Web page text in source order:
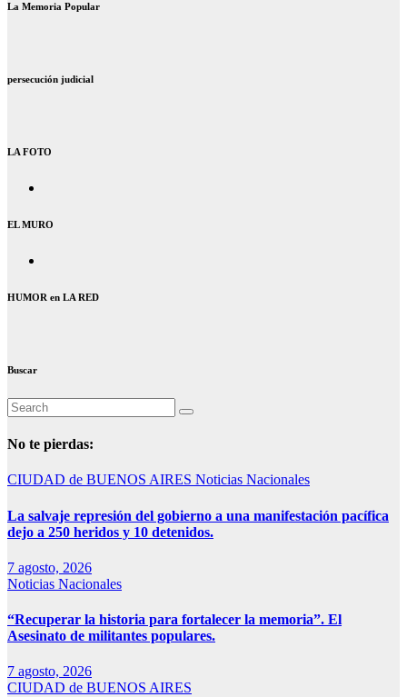
La Memoria Popular
persecución judicial
LA FOTO
EL MURO
HUMOR en LA RED
Buscar
No te pierdas:
CIUDAD de BUENOS AIRES Noticias Nacionales
La salvaje represión del gobierno a una manifestación pacífica
dejo a 250 heridos y 10 detenidos.
7 agosto, 2026
Noticias Nacionales
“Recuperar la historia para fortalecer la memoria”. El
Asesinato de militantes populares.
7 agosto, 2026
CIUDAD de BUENOS AIRES